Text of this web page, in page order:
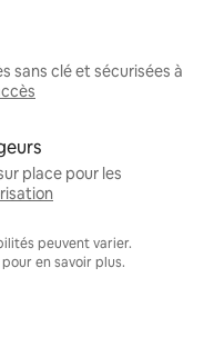
sans clé et sécurisées à
place pour les
peuvent varier.
en savoir plus.